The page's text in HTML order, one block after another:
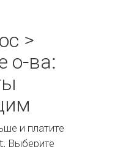
>
о-ва:
и платите
Выберите